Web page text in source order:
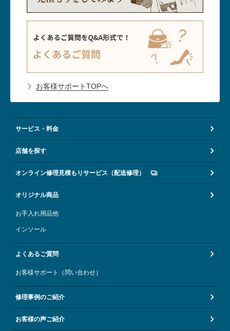
お客様サポートTOPへ
サービス・料金
店舗を探す
オンライン修理見積もりサービス（配送修理）
オリジナル商品
お手入れ用品他
インソール
よくあるご質問
お客様サポート（問い合わせ）
修理事例のご紹介
お客様の声ご紹介